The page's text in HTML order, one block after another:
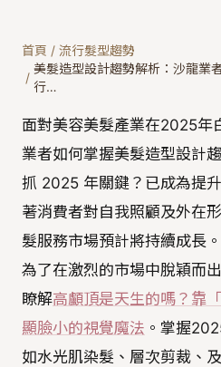
首頁 / 流行髮型趨勢
/
美髮造型設計趨勢解析：沙龍業
行…
面對美容美髮產業在2025年
業者如何掌握美髮造型設計
抓 2025 年關鍵？已成為提
著消費者對自我照顧及外在
髮服務市場預計將持續成長。
為了在激烈的市場中脫穎而
瞭解高顱頂是天生的嗎？靠
顯臉小的視覺魔法 。掌握
如水光肌染髮、層次剪裁、